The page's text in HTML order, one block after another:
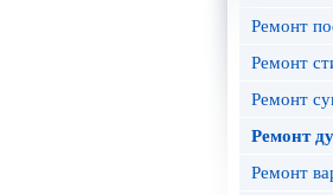
Ремонт
Ремонт
Ремонт
Ремонт
Ремонт